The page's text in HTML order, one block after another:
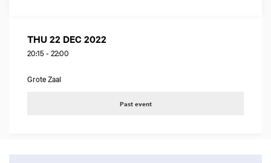
THU 22 DEC 2022
20:15 - 22:00
Grote Zaal
Past event